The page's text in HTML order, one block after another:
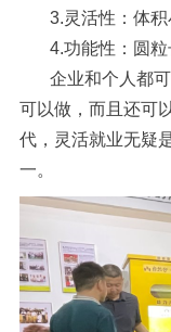
3.灵活性：体积
4.功能性：圆粒
企业和个人都可
可以做，而且还可
代，灵活就业无疑
一。